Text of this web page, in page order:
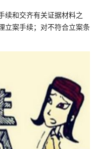
和交齐有关证据材料之
立案手续；对不符合立案条